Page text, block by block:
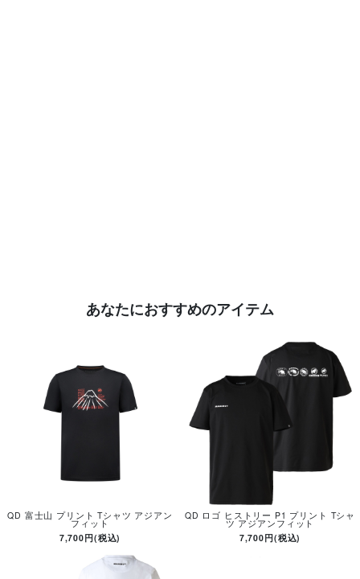
あなたにおすすめのアイテム
QD 富士山 プリント Tシャツ アジアン
フィット
7,700円(税込)
QD ロゴ ヒストリー P1 プリント Tシャ
ツ アジアンフィット
7,700円(税込)